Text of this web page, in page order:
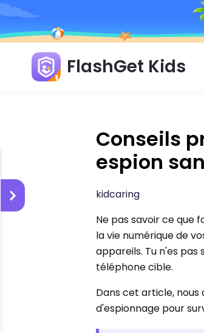
FlashGet Kids
Conseils
espion
kidcaring
Ne pas savoir ce que
la vie numérique de
appareils. Tu n'es
téléphone cible.
Dans cet article,
d'espionnage pour